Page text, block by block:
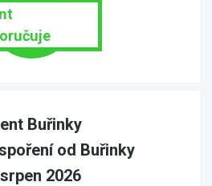
Buřinky
od Buřinky
2026